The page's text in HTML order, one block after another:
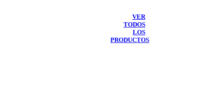
VER
TODOS
LOS
PRODUCTOS